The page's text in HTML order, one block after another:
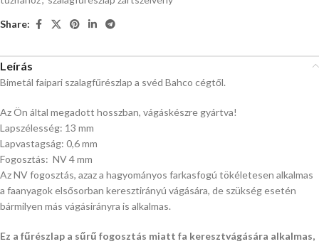
Share:
Leírás
Bimetál faipari szalagfűrészlap a svéd Bahco cégtől.
Az Ön által megadott hosszban, vágáskészre gyártva!
Lapszélesség: 13 mm
Lapvastagság: 0,6 mm
Fogosztás: NV 4 mm
Az NV fogosztás, azaz a hagyományos farkasfogú tökéletesen alkalmas
a faanyagok elsősorban keresztirányú vágására, de szükség esetén
bármilyen más vágásirányra is alkalmas.
Ez a fűrészlap a sűrű fogosztás miatt fa keresztvágására alkalmas,